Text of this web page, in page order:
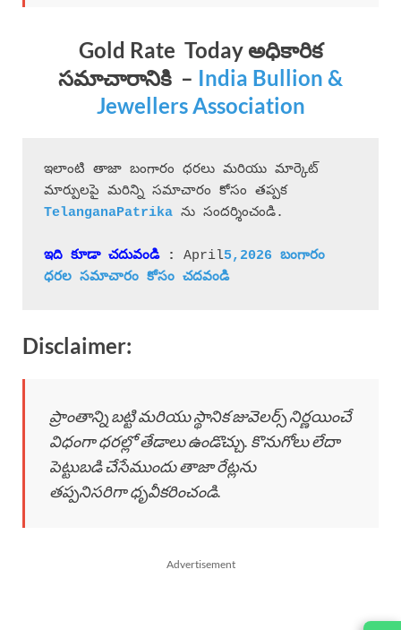
Gold Rate Today అధికారిక
సమాచారానికి – India Bullion &
Jewellers Association
ఇలాంటి తాజా బంగారం ధరలు మరియు మార్కెట్
ను సందర్శించండి.
ఇది కూడా చదువండి : April5,2026 బంగారం
ధరల సమాచారం కోసం చదవండి
Disclaimer:
ప్రాంతాన్ని బట్టి మరియు స్థానిక జువెలర్స్ నిర్ణయించే
విధంగా ధరల్లో తేడాలు ఉండొచ్చు. కొనుగోలు లేదా
పెట్టుబడి చేసేముందు తాజా రేట్లను
తప్పనిసరిగా ధృవీకరించండి.
Advertisement